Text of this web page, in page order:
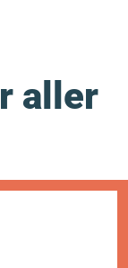
aller